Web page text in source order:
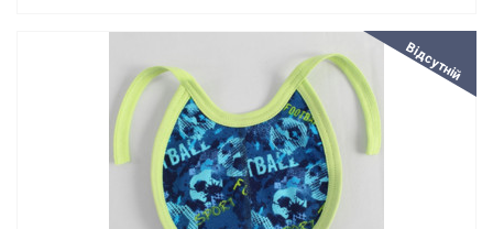
Відсутній